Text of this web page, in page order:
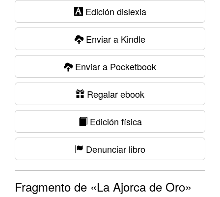
Edición dislexia
Enviar a Kindle
Enviar a Pocketbook
Regalar ebook
Edición física
Denunciar libro
Fragmento de «La Ajorca de Oro»